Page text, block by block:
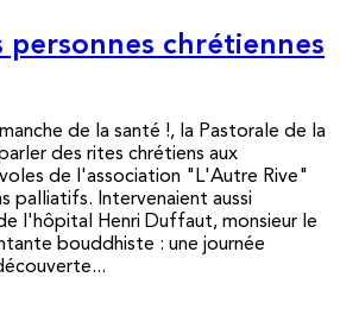
personnes chrétiennes
de la santé !, la Pastorale de la
des rites chrétiens aux
de l'association "L'Autre Rive"
palliatifs. Intervenaient aussi
l'hôpital Henri Duffaut, monsieur le
bouddhiste : une journée